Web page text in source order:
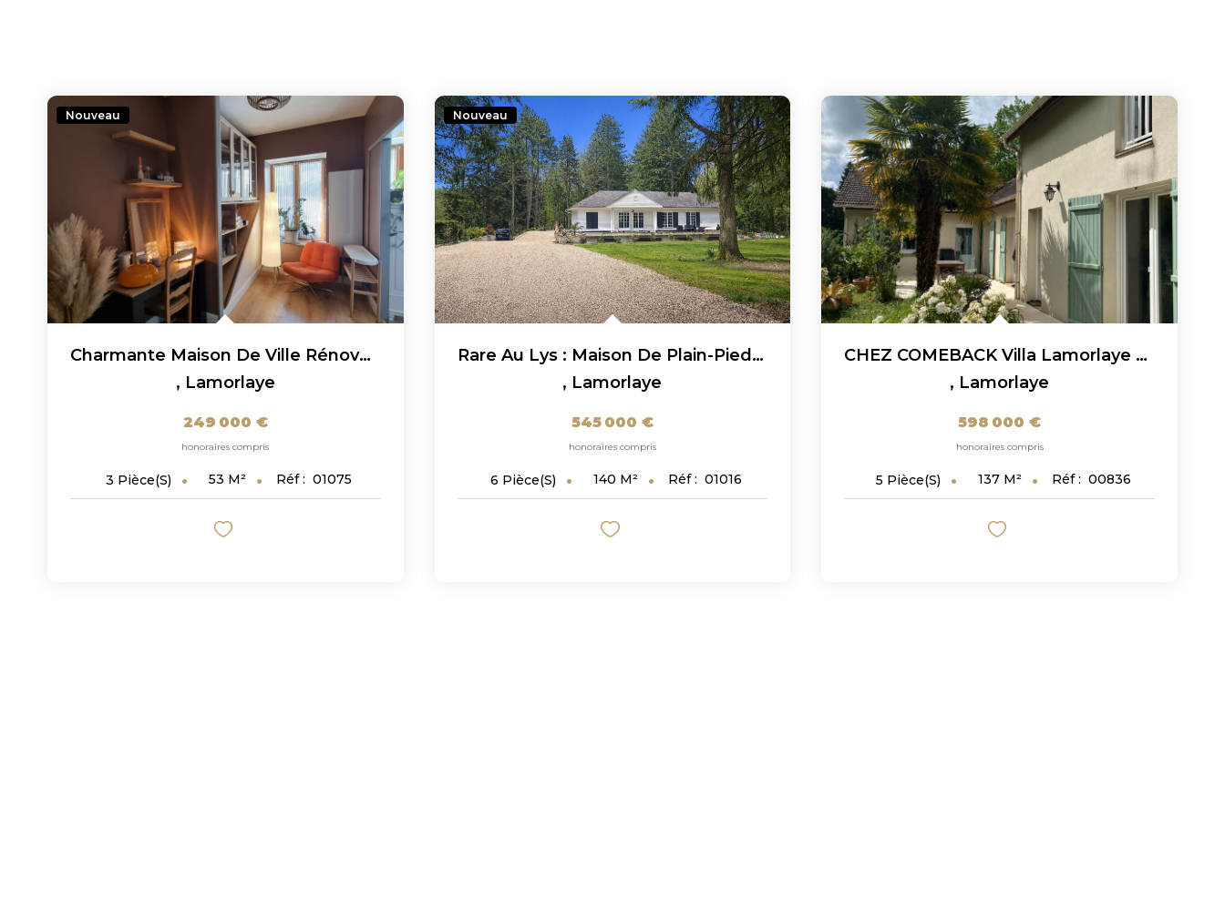
Nouveau
Charmante Maison De Ville Rénovée En Plein Coeur De...
, Lamorlaye
249 000 €
honoraires compris
3 Pièce(s) 53 M² Réf : 01075
Nouveau
Rare Au Lys : Maison De Plain-Pied 140 M² Sur 4 700 M² De...
, Lamorlaye
545 000 €
honoraires compris
6 Pièce(s) 140 M² Réf : 01016
CHEZ COMEBACK Villa Lamorlaye 5 Pièces 137.45 M² Dans Le...
, Lamorlaye
598 000 €
honoraires compris
5 Pièce(s) 137 M² Réf : 00836